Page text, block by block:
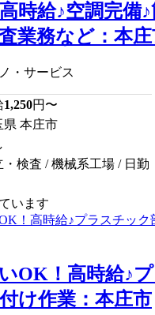
時給♪空調完備
業務など：本
・サービス
1,250円〜
県 本庄市
・検査 / 機械系工場 / 日勤
います
OK！高時給♪
け作業：本庄市